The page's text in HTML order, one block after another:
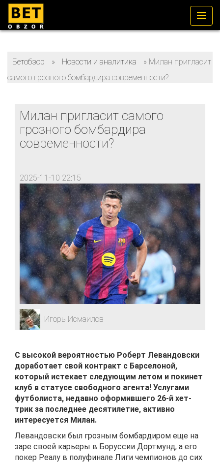
Бетобзор » Новости и аналитика » Милан пригласит
самого грозного бомбардира современности?
Милан пригласит самого
грозного бомбардира
современности?
2025-11-10 22:15
Игорь Исмаилов
С высокой вероятностью Роберт Левандовски
доработает свой контракт с Барселоной,
который истекает следующим летом и покинет
клуб в статусе свободного агента! Услугами
футболиста, недавно оформившего 26-й хет-
трик за последнее десятилетие, активно
интересуется Милан.
Левандовски был грозным бомбардиром еще на
заре своей карьеры в Боруссии Дортмунд, а его
покер Реалу в полуфинале Лиги чемпионов до сих